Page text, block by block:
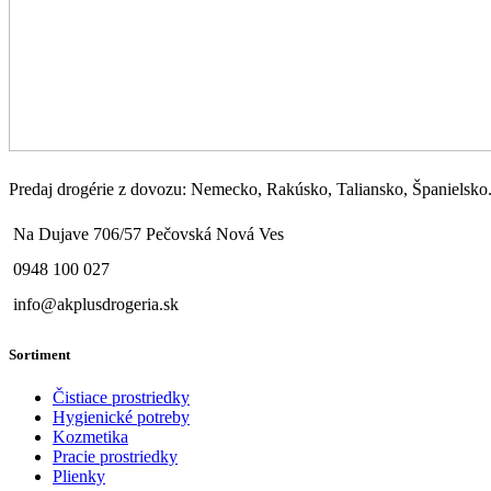
Predaj drogérie z dovozu: Nemecko, Rakúsko, Taliansko,
Na Dujave 706/57 Pečovská Nová Ves
0948 100 027
info@akplusdrogeria.sk
Sortiment
Čistiace prostriedky
Hygienické potreby
Kozmetika
Pracie prostriedky
Plienky